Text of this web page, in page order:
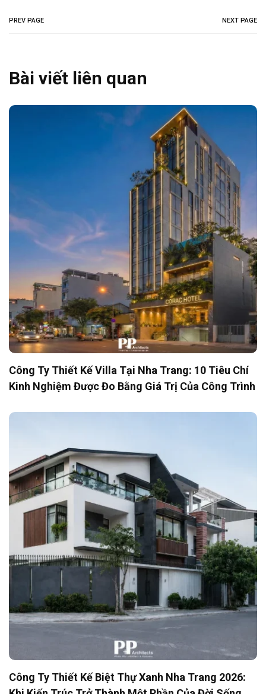
PREV PAGE NEXT PAGE
Bài viết liên quan
Công Ty Thiết Kế Villa Tại Nha Trang: 10 Tiêu Chí
Kinh Nghiệm Được Đo Bằng Giá Trị Của Công Trình
Công Ty Thiết Kế Biệt Thự Xanh Nha Trang 2026: